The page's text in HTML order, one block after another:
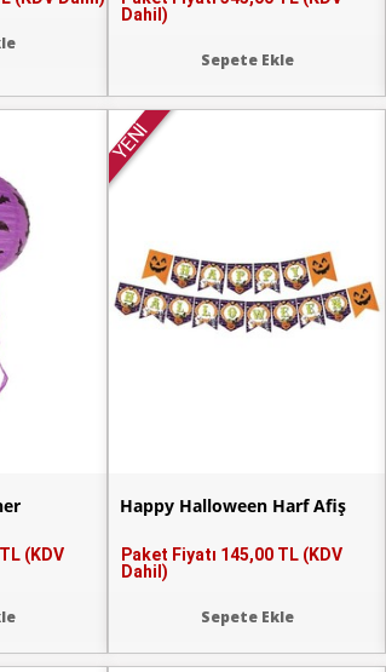
Dahil)
Sepete Ekle
(KDV
YENİ
Happy Halloween Harf Afiş
Paket Fiyatı 145,00 TL (KDV
Dahil)
Sepete Ekle